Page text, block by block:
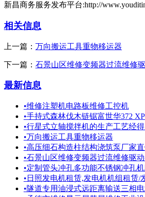
新昌商务服务发布平台:http://
相关信息
上一篇： 万向搬运工具重物移运器
下一篇： 石景山区维修变频器过流维修
最新信息
•维修注塑机电路板维修工控机
•手持式森林伐木链锯富世华372
•行星式立轴搅拌机的生产工艺经
•万向搬运工具重物移运器
•高压细石构造柱结构浇筑泵厂家
•石景山区维修变频器过流维修驱
•定制管头冲孔多功能不锈钢冲孔机
• 日照发电机租赁,发电机机组租赁/
•隧道专用油浸式远距离输送三相